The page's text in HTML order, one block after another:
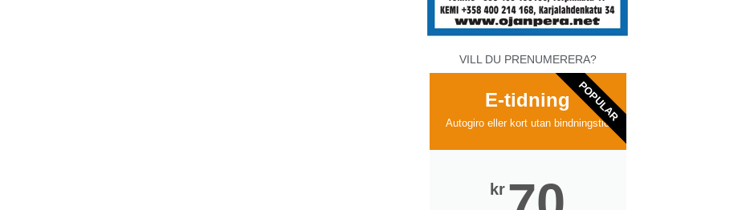
VILL DU PRENUMERERA?
E-tidning
Autogiro eller kort utan bindningstid
kr
POPULAR